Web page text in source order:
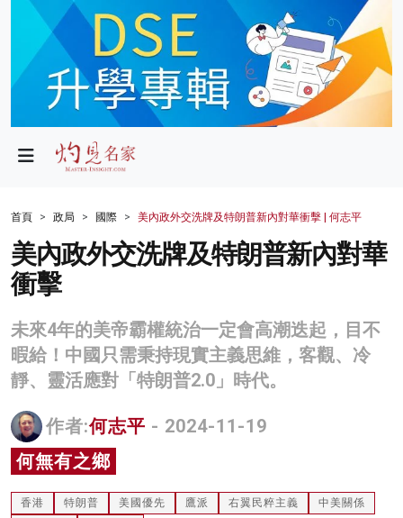
政局
財經
生活
健康
商業
科技
影片
名家榜
灼見活動
關於我們
首頁 政局 國際 美內政外交洗牌及特朗普新內對華衝擊 | 何志平
美內政外交洗牌及特朗普新內對華
衝擊
未來4年的美帝霸權統治一定會高潮迭起，目不
暇給！中國只需秉持現實主義思維，客觀、冷
靜、靈活應對「特朗普2.0」時代。
作者:何志平 - 2024-11-19
何無有之鄉
香港 特朗普 美國優先 鷹派 右翼民粹主義
中美關係